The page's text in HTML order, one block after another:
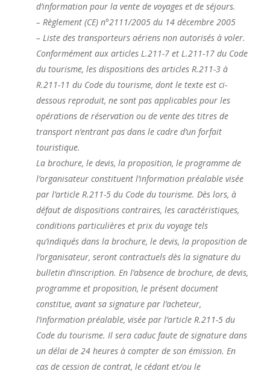
d’information pour la vente de voyages et de séjours.
– Règlement (CE) n°2111/2005 du 14 décembre 2005
– Liste des transporteurs aériens non autorisés à voler.
Conformément aux articles L.211-7 et L.211-17 du Code
du tourisme, les dispositions des articles R.211-3 à
R.211-11 du Code du tourisme, dont le texte est ci-
dessous reproduit, ne sont pas applicables pour les
opérations de réservation ou de vente des titres de
transport n’entrant pas dans le cadre d’un forfait
touristique.
La brochure, le devis, la proposition, le programme de
l’organisateur constituent l’information préalable visée
par l’article R.211-5 du Code du tourisme. Dès lors, à
défaut de dispositions contraires, les caractéristiques,
conditions particulières et prix du voyage tels
qu’indiqués dans la brochure, le devis, la proposition de
l’organisateur, seront contractuels dès la signature du
bulletin d’inscription. En l’absence de brochure, de devis,
programme et proposition, le présent document
constitue, avant sa signature par l’acheteur,
l’information préalable, visée par l’article R.211-5 du
Code du tourisme. Il sera caduc faute de signature dans
un délai de 24 heures à compter de son émission. En
cas de cession de contrat, le cédant et/ou le